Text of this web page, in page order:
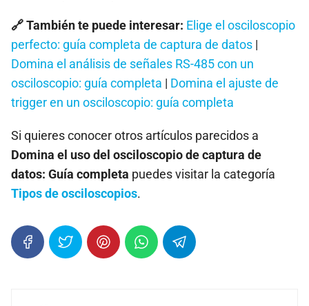
🔗 También te puede interesar: Elige el osciloscopio
perfecto: guía completa de captura de datos |
Domina el análisis de señales RS-485 con un
osciloscopio: guía completa | Domina el ajuste de
trigger en un osciloscopio: guía completa
Si quieres conocer otros artículos parecidos a
Domina el uso del osciloscopio de captura de
datos: Guía completa puedes visitar la categoría
Tipos de osciloscopios.